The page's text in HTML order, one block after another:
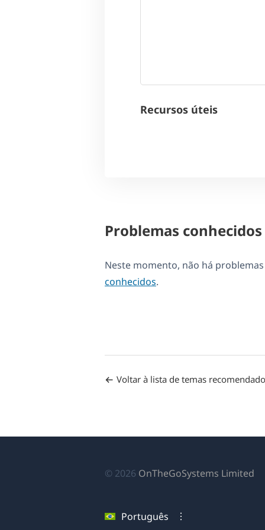
Recursos úteis
Problemas conhecidos
Neste momento, não há
conhecidos.
Voltar à lista de temas
© 2026 OnTheGoSystems Limited
Português